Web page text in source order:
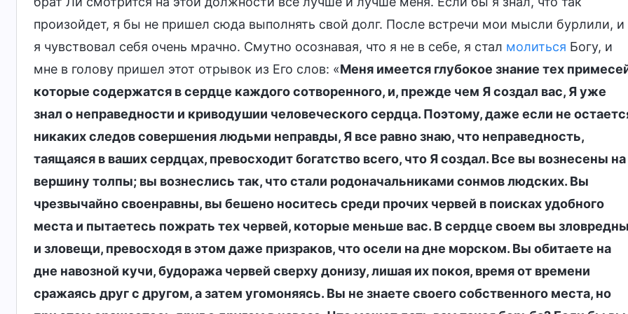
произойдет, я бы не пришел сюда выполнять свой долг. После встречи мои мысли бурлили, и
я чувствовал себя очень мрачно. Смутно осознавая, что я не в себе, я стал молиться Богу, и
мне в голову пришел этот отрывок из Его слов: «Меня имеется глубокое знание тех
которые содержатся в сердце каждого сотворенного, и, прежде чем Я создал вас, Я уже
знал о неправедности и криводушии человеческого сердца. Поэтому, даже если не
никаких следов совершения людьми неправды, Я все равно знаю, что неправедность,
таящаяся в ваших сердцах, превосходит богатство всего, что Я создал. Все вы вознесены на
вершину толпы; вы вознеслись так, что стали родоначальниками сонмов людских. Вы
чрезвычайно своенравны, вы бешено носитесь среди прочих червей в поисках удобного
места и пытаетесь пожрать тех червей, которые меньше вас. В сердце своем вы зловредны
и зловещи, превосходя в этом даже призраков, что осели на дне морском. Вы обитаете на
дне навозной кучи, будоража червей сверху донизу, лишая их покоя, время от времени
сражаясь друг с другом, а затем угомоняясь. Вы не знаете своего собственного места, но